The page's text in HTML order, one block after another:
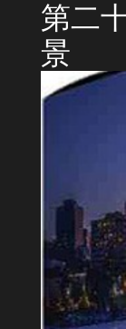
第二
景